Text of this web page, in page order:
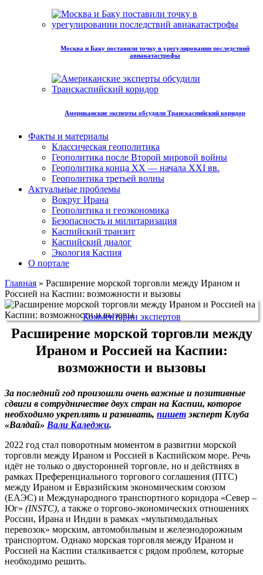
Москва и Баку поставили точку в урегулировании последствий
авиакатастрофы
Американские эксперты обсудили Транскаспийский коридор
Факты и материалы
Классическая геополитика
Геополитика после Второй мировой войны
Геополитика конца XX — начала XXI вв.
Геополитика третьей волны
Актуальные проблемы
Вокруг Ирана
Геополитика и геоэкономика
Безопасность и милитаризация
Каспийский транзит
Каспийский диалог
Экология Каспия
О портале
Главная » Расширение морской торговли между Ираном и
Россией на Каспии: возможности и вызовы
Комментарии экспертов
Расширение морской торговли между
Ираном и Россией на Каспии:
возможности и вызовы
За последний год произошли очень важные и позитивные
сдвиги в сотрудничестве двух стран на Каспии, которое
необходимо укреплять и развивать, пишетэксперт Клуба
«Валдай» Вали Каледжи.
2022 год стал поворотным моментом в развитии морской
торговли между Ираном и Россией в Каспийском море. Речь
идёт не только о двусторонней торговле, но и действиях в
рамках Преференциального торгового соглашения (ПТС)
между Ираном и Евразийским экономическим союзом
(ЕАЭС) и Международного транспортного коридора «Север –
Юг» (INSTC), а также о торгово-экономических отношениях
России, Ирана и Индии в рамках «мультимодальных
перевозок» морским, автомобильным и железнодорожным
транспортом. Однако морская торговля между Ираном и
Россией на Каспии сталкивается с рядом проблем, которые
необходимо решить.